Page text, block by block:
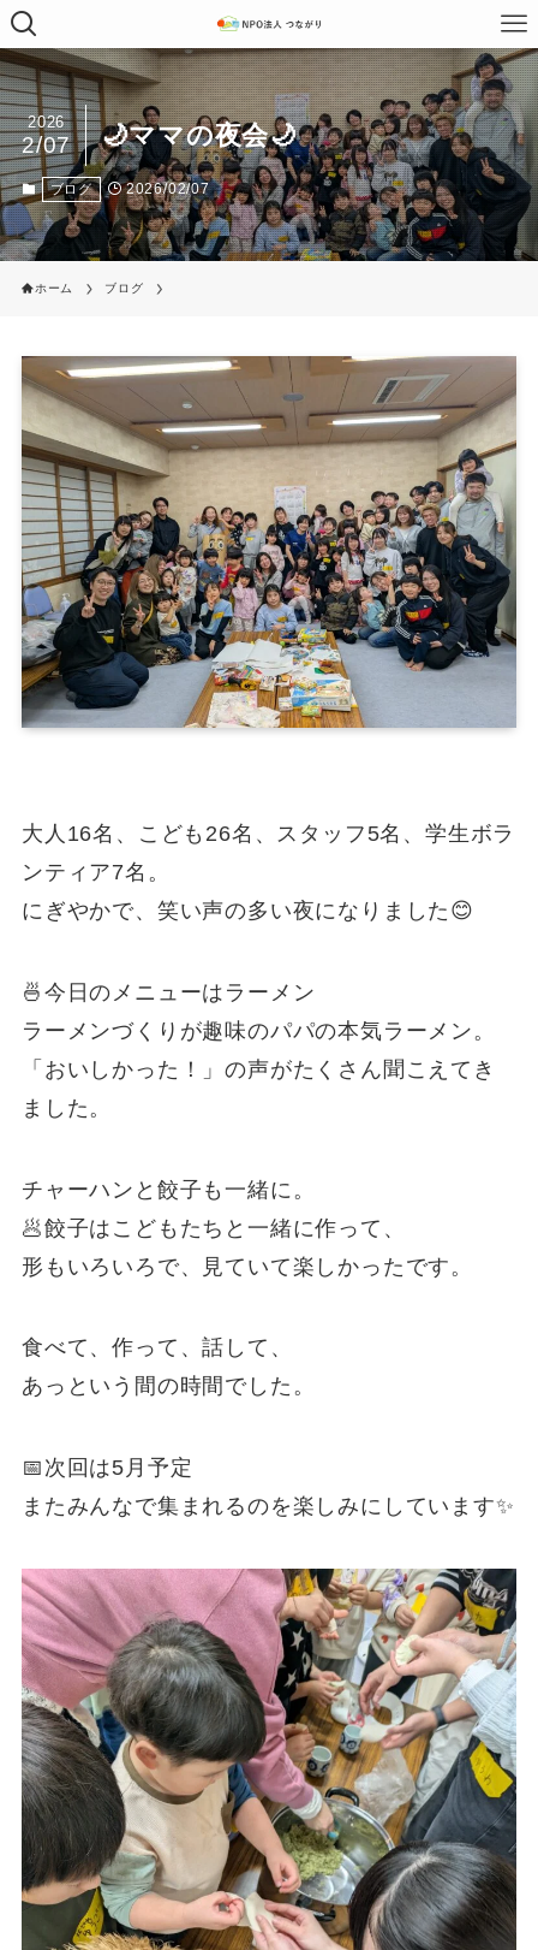
🌙ママの夜会🌙
2026
2/07
ブログ 2026/02/07
ホーム ブログ
大人16名、こども26名、スタッフ5名、学生ボラ
ンティア7名。
にぎやかで、笑い声の多い夜になりました😊
🍜今日のメニューはラーメン
ラーメンづくりが趣味のパパの本気ラーメン。
「おいしかった！」の声がたくさん聞こえてき
ました。
チャーハンと餃子も一緒に。
🥟餃子はこどもたちと一緒に作って、
形もいろいろで、見ていて楽しかったです。
食べて、作って、話して、
あっという間の時間でした。
📅次回は5月予定
またみんなで集まれるのを楽しみにしています✨